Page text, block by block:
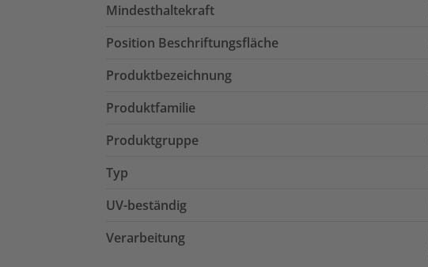
Mindesthaltekraft
Position Beschriftungsfläche
Produktbezeichnung
Produktfamilie
Produktgruppe
Typ
UV-beständig
Verarbeitung